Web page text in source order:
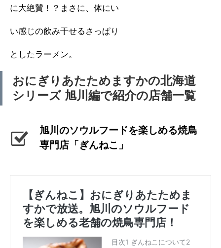
に大絶賛！？まさに、体にい
い感じの飲み干せるさっぱり
としたラーメン。
おにぎりあたためますかの北海道
シリーズ 旭川編で紹介の店舗一覧
旭川のソウルフードを楽しめる焼鳥
専門店「ぎんねこ」